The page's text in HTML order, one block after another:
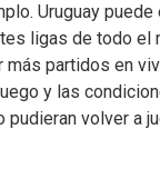
Uruguay
ligas de todo el
más partidos en
y las
volver a